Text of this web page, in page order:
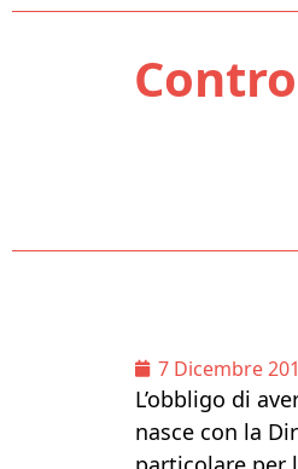
7 Dicembre
L’obbligo di
nasce con la